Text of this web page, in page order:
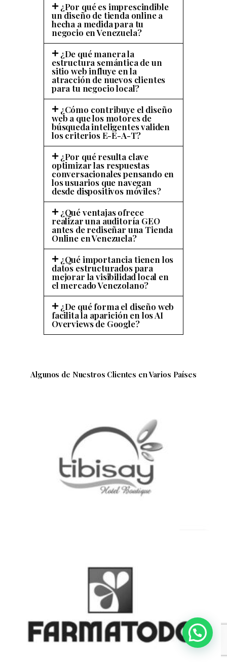
¿Por qué es imprescindible
un diseño de tienda online a
hecha a medida para tu
negocio en Venezuela?
¿De qué manera la
estructura semántica de un
sitio web influye en la
atracción de nuevos clientes
para tu negocio local?
¿Cómo contribuye el diseño
web a que los motores de
búsqueda inteligentes validen
los criterios E-E-A-T?
¿Por qué resulta clave
optimizar las respuestas
conversacionales pensando en
los usuarios que navegan
desde dispositivos móviles?
¿Qué ventajas ofrece
realizar una auditoría GEO
antes de rediseñar una Tienda
Online en Venezuela?
¿Qué importancia tienen los
datos estructurados para
mejorar la visibilidad local en
el mercado Venezolano?
¿De qué forma el diseño web
facilita la aparición en los AI
Overviews de Google?
Algunos de Nuestros Clientes en Varios Países
¿Necesitas ayuda?